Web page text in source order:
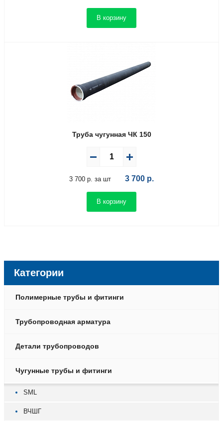
В корзину
Труба чугунная ЧК 150
3 700 р. за шт 3 700 р.
В корзину
Категории
Полимерные трубы и фитинги
Трубопроводная арматура
Детали трубопроводов
Чугунные трубы и фитинги
SML
ВЧШГ